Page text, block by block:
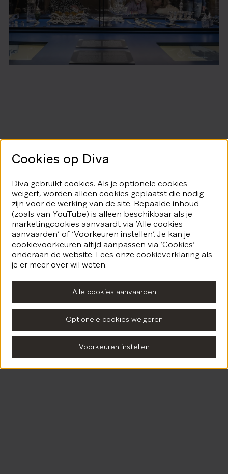
Cookies op Diva
Diva gebruikt cookies. Als je optionele cookies
weigert, worden alleen cookies geplaatst die nodig
zijn voor de werking van de site. Bepaalde inhoud
(zoals van YouTube) is alleen beschikbaar als je
marketingcookies aanvaardt via ‘Alle cookies
aanvaarden’ of ‘Voorkeuren instellen’. Je kan je
cookievoorkeuren altijd aanpassen via ‘Cookies’
onderaan de website. Lees onze cookieverklaring als
je er meer over wil weten.
Alle cookies aanvaarden
Optionele cookies weigeren
Voorkeuren instellen